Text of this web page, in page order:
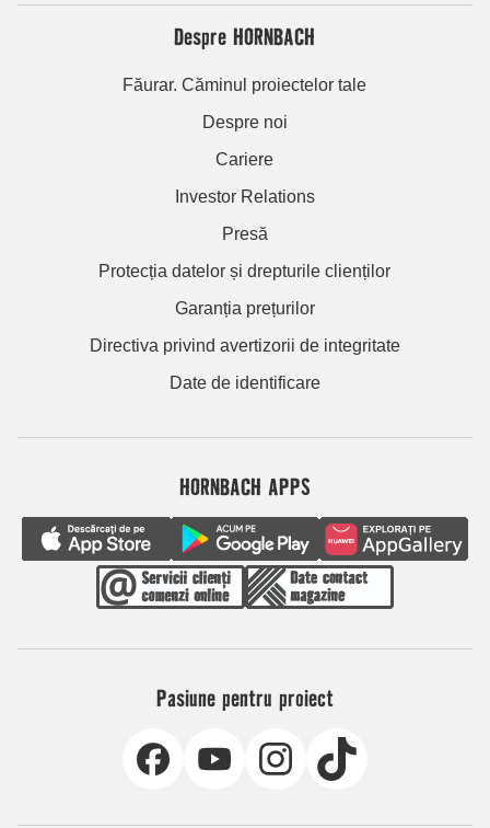
Despre HORNBACH
Făurar. Căminul proiectelor tale
Despre noi
Cariere
Investor Relations
Presă
Protecția datelor și drepturile clienților
Garanția prețurilor
Directiva privind avertizorii de integritate
Date de identificare
HORNBACH APPS
Pasiune pentru proiect